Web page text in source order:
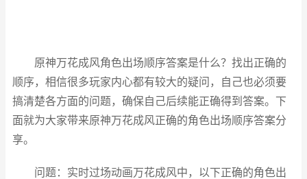
原神万花成风角色出场顺序答案是什么？找出正确的
顺序，相信很多玩家内心都有较大的疑问，自己也必须要
搞清楚各方面的问题，确保自己后续能正确得到答案。下
面就为大家带来原神万花成风正确的角色出场顺序答案分
享。
问题：实时过场动画万花成风中，以下正确的角色出